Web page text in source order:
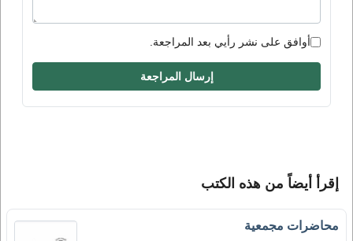
أوافق على نشر رأيي بعد المراجعة.
إرسال المراجعة
إقرأ أيضاً من هذه الكتب
محاضرات مجمعية